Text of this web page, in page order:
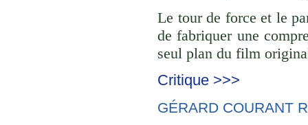
Le tour de force et le
de fabriquer une
seul plan du film
Critique >>>
GÉRARD COURANT